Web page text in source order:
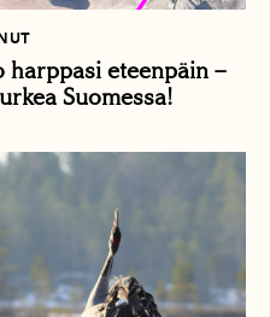
eteenpäin –
Suomessa!